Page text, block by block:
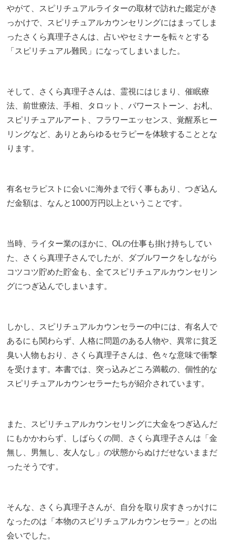
やがて、スピリチュアルライターの取材で訪れた鑑定がき
っかけで、スピリチュアルカウンセリングにはまってしま
ったさくら真理子さんは、占いやセミナーを転々とする
「スピリチュアル難民」になってしまいました。
そして、さくら真理子さんは、霊視にはじまり、催眠療
法、前世療法、手相、タロット、パワーストーン、お札、
スピリチュアルアート、フラワーエッセンス、覚醒系ヒー
リングなど、ありとあらゆるセラピーを体験することとな
ります。
有名セラピストに会いに海外まで行く事もあり、つぎ込ん
だ金額は、なんと1000万円以上ということです。
当時、ライター業のほかに、OLの仕事も掛け持ちしてい
た、さくら真理子さんでしたが、ダブルワークをしながら
コツコツ貯めた貯金も、全てスピリチュアルカウンセリン
グにつぎ込んでしまいます。
しかし、スピリチュアルカウンセラーの中には、有名人で
あるにも関わらず、人格に問題のある人物や、異常に貧乏
臭い人物もおり、さくら真理子さんは、色々な意味で衝撃
を受けます。本書では、突っ込みどころ満載の、個性的な
スピリチュアルカウンセラーたちが紹介されています。
また、スピリチュアルカウンセリングに大金をつぎ込んだ
にもかかわらず、しばらくの間、さくら真理子さんは「金
無し、男無し、友人なし」の状態からぬけだせないままだ
ったそうです。
そんな、さくら真理子さんが、自分を取り戻すきっかけに
なったのは「本物のスピリチュアルカウンセラー」との出
会いでした。